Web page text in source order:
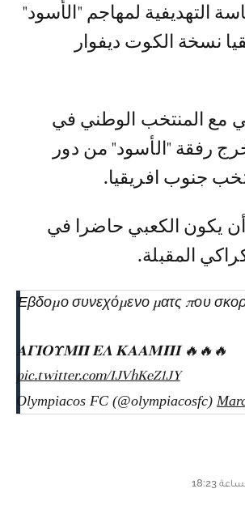
التهديفية لمهاجم "الأسود"
نسخة الكوت ديفوار
مع المنتخب الوطني في
رفقة "الأسود" من دور
جنوب افريقيا.
يكون الكعبي حاضرا في
المقبلة.
Έβδομο συνεχόμενο ματς που
𝚨𝚪𝚰𝚶𝚼𝚳𝚷 𝚬𝚲 𝚱𝚨𝚨𝚳𝚷𝚰 🔥🔥🔥
pic.twitter.com/IJVhKeZ1JY